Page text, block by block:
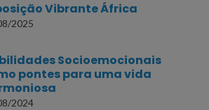
Vibrante África
2025
Socioemocionais
pontes para uma vida
2024